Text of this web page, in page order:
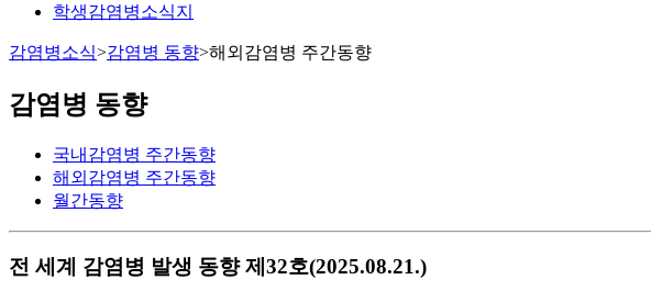
학생감염병소식지
감염병소식>감염병 동향>해외감염병 주간동향
감염병 동향
국내감염병 주간동향
해외감염병 주간동향
월간동향
전 세계 감염병 발생 동향 제32호(2025.08.21.)